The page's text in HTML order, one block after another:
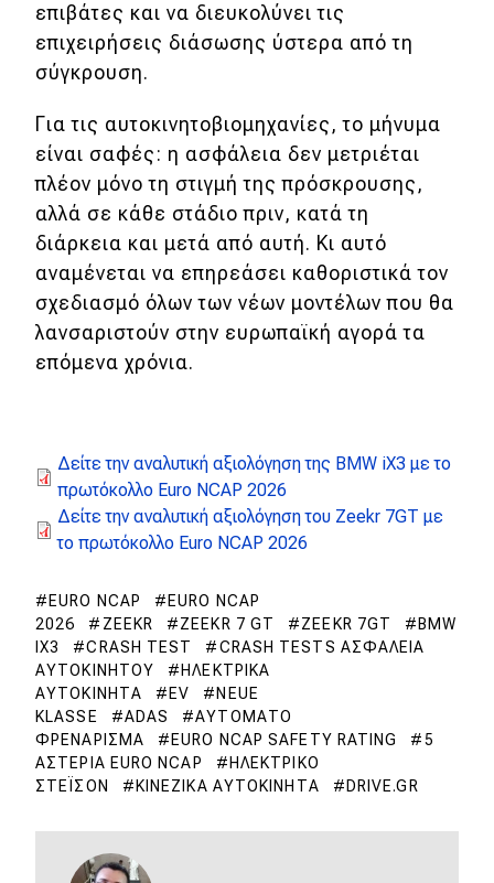
επιβάτες και να διευκολύνει τις
επιχειρήσεις διάσωσης ύστερα από τη
σύγκρουση.
Για τις αυτοκινητοβιομηχανίες, το μήνυμα
είναι σαφές: η ασφάλεια δεν μετριέται
πλέον μόνο τη στιγμή της πρόσκρουσης,
αλλά σε κάθε στάδιο πριν, κατά τη
διάρκεια και μετά από αυτή. Κι αυτό
αναμένεται να επηρεάσει καθοριστικά τον
σχεδιασμό όλων των νέων μοντέλων που θα
λανσαριστούν στην ευρωπαϊκή αγορά τα
επόμενα χρόνια.
Δείτε την αναλυτική αξιολόγηση της BMW iX3 με το
πρωτόκολλο Euro NCAP 2026
Δείτε την αναλυτική αξιολόγηση του Zeekr 7GT με
το πρωτόκολλο Euro NCAP 2026
EURO NCAP
EURO NCAP
2026
ZEEKR ZEEKR 7 GT ZEEKR 7GT
BMW
IX3
CRASH TEST
CRASH TESTS ΑΣΦΆΛΕΙΑ
ΑΥΤΟΚΙΝΉΤΟΥ
ΗΛΕΚΤΡΙΚΆ
ΑΥΤΟΚΊΝΗΤΑ
EV
NEUE
KLASSE
ADAS
ΑΥΤΌΜΑΤΟ
ΦΡΕΝΆΡΙΣΜΑ
EURO NCAP SAFETY RATING
5
ΑΣΤΈΡΙΑ EURO NCAP
ΗΛΕΚΤΡΙΚΌ
ΣΤΈΙΣΟΝ
ΚΙΝΈΖΙΚΑ ΑΥΤΟΚΊΝΗΤΑ DRIVE.GR